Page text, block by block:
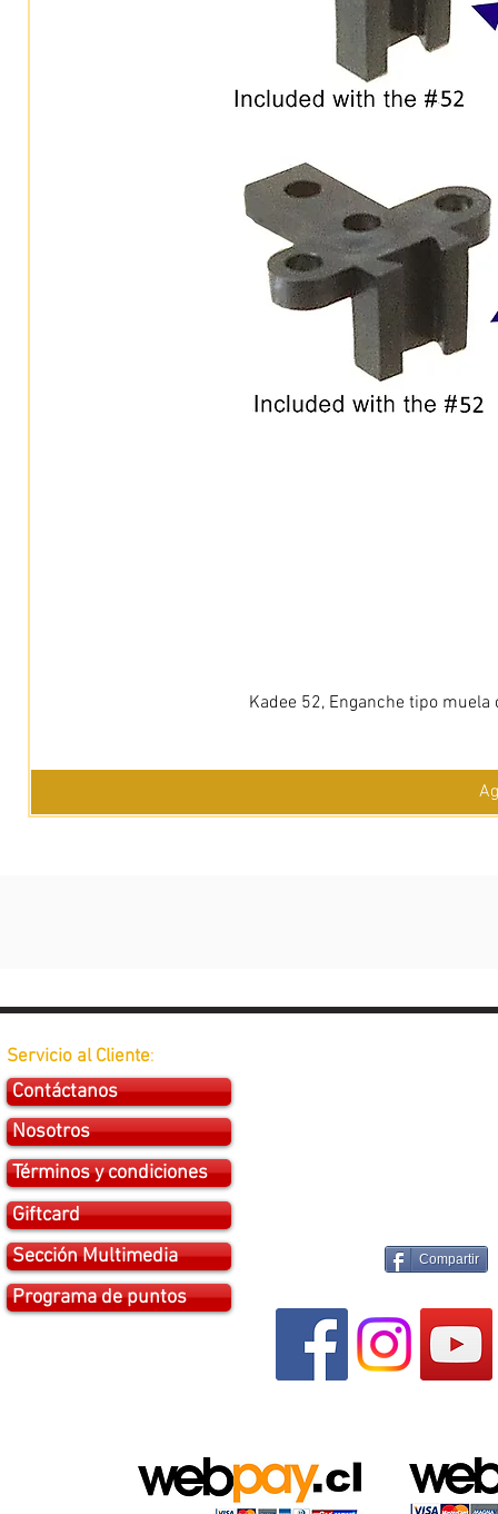
Kadee 52, Enganche tipo
Servicio al Cliente:
Contáctanos
Nosotros
Términos y condiciones
Giftcard
Sección Multimedia
Programa de puntos
Compartir